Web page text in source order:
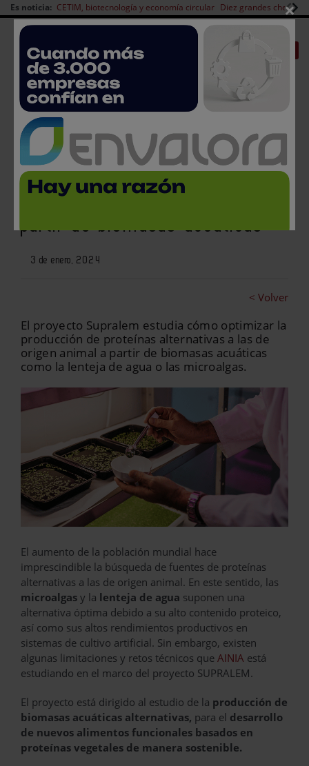
Es noticia: CETIM, biotecnología y economía circular Diez grandes chefs
Redes Sociales
Es noticia
| CANAL EMPLEO Login empresas Registro
AINIA investiga la producción
de ingredientes funcionales a
partir de biomasas acuáticas
3 de enero, 2024
< Volver
El proyecto Supralem estudia cómo optimizar la
producción de proteínas alternativas a las de
origen animal a partir de biomasas acuáticas
como la lenteja de agua o las microalgas.
El aumento de la población mundial hace
imprescindible la búsqueda de fuentes de proteínas
alternativas a las de origen animal. En este sentido, las
microalgas y la lenteja de agua suponen una
alternativa óptima debido a su alto contenido proteico,
así como sus altos rendimientos productivos en
sistemas de cultivo artificial. Sin embargo, existen
algunas limitaciones y retos técnicos que AINIA está
estudiando en el marco del proyecto SUPRALEM.
El proyecto está dirigido al estudio de la producción de
biomasas acuáticas alternativas, para el desarrollo
de nuevos alimentos funcionales basados en
proteínas vegetales de manera sostenible.
×